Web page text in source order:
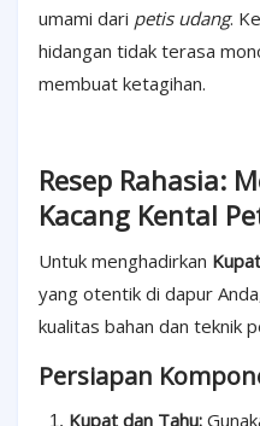
umami dari petis udang.
hidangan tidak terasa
membuat ketagihan.
Resep Rahasia:
Kacang Kental
Untuk menghadirkan
yang otentik di dapur
kualitas bahan dan teknik
Persiapan
Kupat dan Tahu: